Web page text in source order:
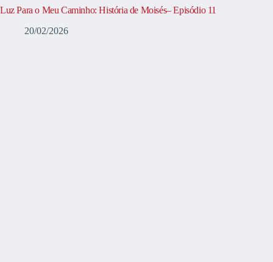
Luz Para o Meu Caminho: História de Moisés– Episódio 11
20/02/2026